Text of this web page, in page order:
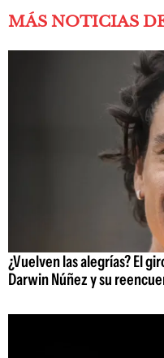
MÁS NOTICIAS
¿Vuelven las alegrías? El
Darwin Núñez y su